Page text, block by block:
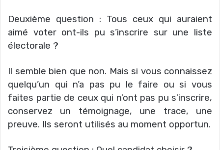
Deuxième question : Tous ceux qui auraient
aimé voter ont-ils pu s’inscrire sur une liste
électorale ?
Il semble bien que non. Mais si vous connaissez
quelqu’un qui n’a pas pu le faire ou si vous
faites partie de ceux qui n’ont pas pu s’inscrire,
conservez un témoignage, une trace, une
preuve. Ils seront utilisés au moment opportun.